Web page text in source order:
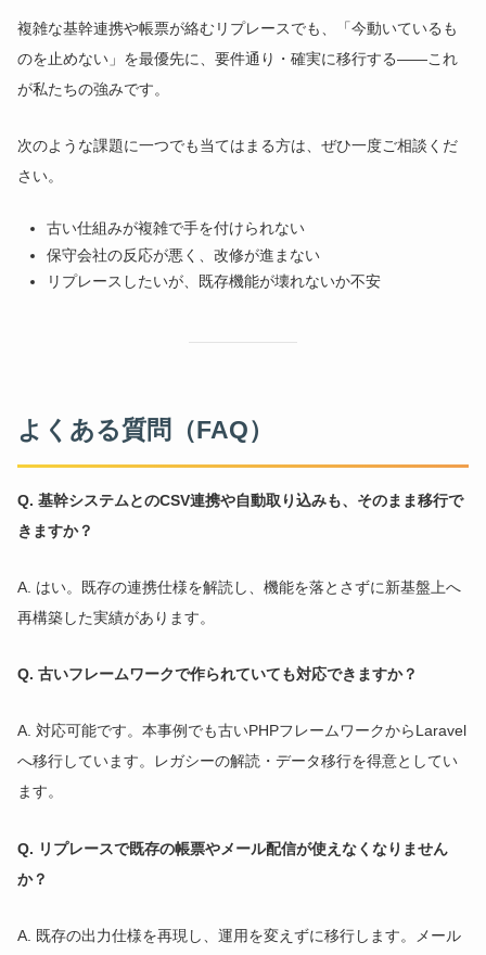
複雑な基幹連携や帳票が絡むリプレースでも、「今動いているも
のを止めない」を最優先に、要件通り・確実に移行する——これ
が私たちの強みです。
次のような課題に一つでも当てはまる方は、ぜひ一度ご相談くだ
さい。
古い仕組みが複雑で手を付けられない
保守会社の反応が悪く、改修が進まない
リプレースしたいが、既存機能が壊れないか不安
よくある質問（FAQ）
Q. 基幹システムとのCSV連携や自動取り込みも、そのまま移行で
きますか？
A. はい。既存の連携仕様を解読し、機能を落とさずに新基盤上へ
再構築した実績があります。
Q. 古いフレームワークで作られていても対応できますか？
A. 対応可能です。本事例でも古いPHPフレームワークからLaravel
へ移行しています。レガシーの解読・データ移行を得意としてい
ます。
Q. リプレースで既存の帳票やメール配信が使えなくなりません
か？
A. 既存の出力仕様を再現し、運用を変えずに移行します。メール